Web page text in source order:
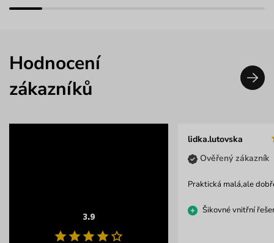
Hodnocení
zákazníků
3.9
lidka.lutovska
Ověřený zákazník
Praktická malá,ale
Šikovné vnitřní